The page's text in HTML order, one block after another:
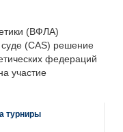
(ВФЛА)
(CAS) решение
федераций
участие
турниры